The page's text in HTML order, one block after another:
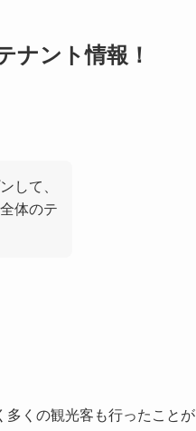
ナント情報！
して、
体のテ
多くの観光客も行ったことが